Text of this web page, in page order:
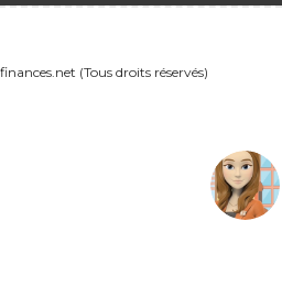
(Tous droits réservés)